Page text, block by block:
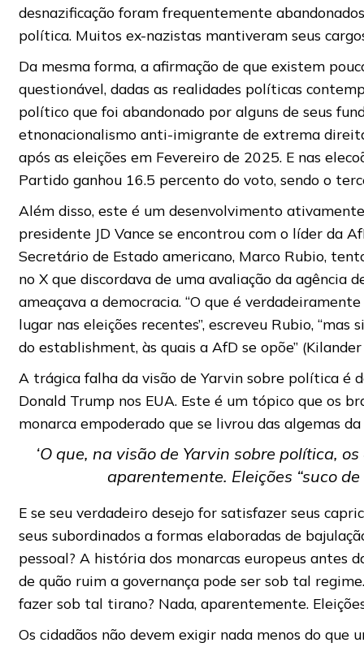
desnazificação foram frequentemente
política. Muitos ex-nazistas mantiveram seus
Da mesma forma, a afirmação de que existem
questionável, dadas as realidades políticas
político que foi abandonado por alguns de seus
etnonacionalismo anti-imigrante de extrema
após as eleições em Fevereiro de 2025. E nas
Partido ganhou 16.5 percento do voto, sendo o
Além disso, este é um desenvolvimento
presidente JD Vance se encontrou com o líder da
Secretário de Estado americano, Marco Rubio,
no X que discordava de uma avaliação da agência
ameaçava a democracia. “O que é
lugar nas eleições recentes”, escreveu Rubio,
do establishment, às quais a AfD se opõe”
A trágica falha da visão de Yarvin sobre política
Donald Trump nos EUA. Este é um tópico que os
monarca empoderado que se livrou das algemas
‘O que, na visão de Yarvin sobre política,
aparentemente. Eleições “suco
E se seu verdadeiro desejo for satisfazer seus
seus subordinados a formas elaboradas de
pessoal? A história dos monarcas europeus antes
de quão ruim a governança pode ser sob tal
fazer sob tal tirano? Nada, aparentemente.
Os cidadãos não devem exigir nada menos do